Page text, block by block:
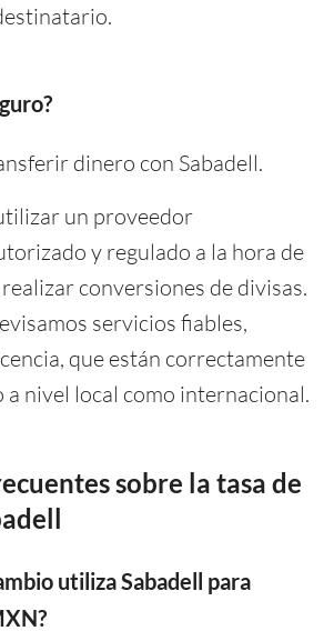
dinero con Sabadell.
un proveedor
y regulado a la hora de
conversiones de divisas.
servicios fiables,
que están correctamente
nivel local como internacional.
sobre la tasa de
utiliza Sabadell para